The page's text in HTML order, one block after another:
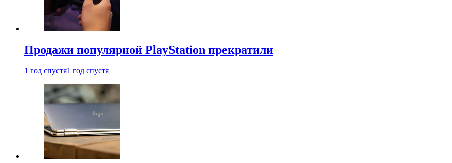
Продажи популярной PlayStation прекратили
1 год спустя1 год спустя